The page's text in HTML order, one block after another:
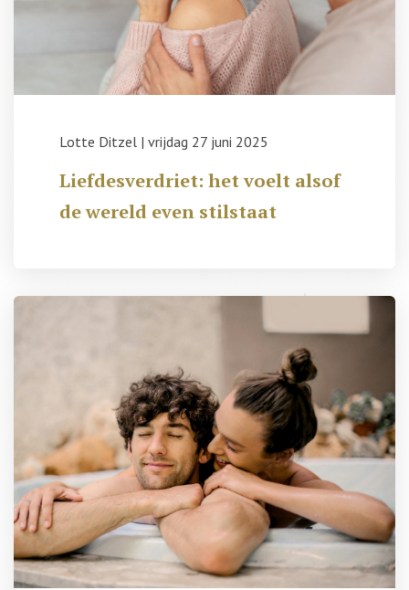
Lotte Ditzel | vrijdag 27 juni 2025
Liefdesverdriet: het voelt alsof
de wereld even stilstaat